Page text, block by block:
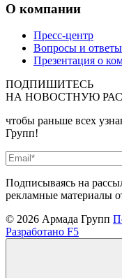
О компании
Пресс-центр
Вопросы и ответы
Презентация о
ПОДПИШИТЕСЬ
НА НОВОСТНУЮ
чтобы раньше всех
Групп!
Подписываясь на
рекламные материалы
© 2026 Армада Групп
Разработано F5